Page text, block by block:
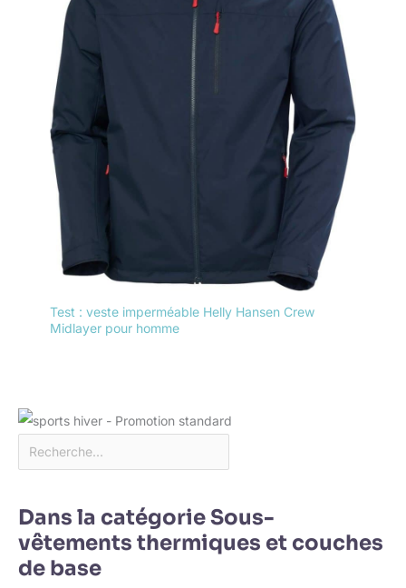
Test : veste imperméable Helly Hansen Crew
Midlayer pour homme
Dans la catégorie Sous-
vêtements thermiques et couches
de base